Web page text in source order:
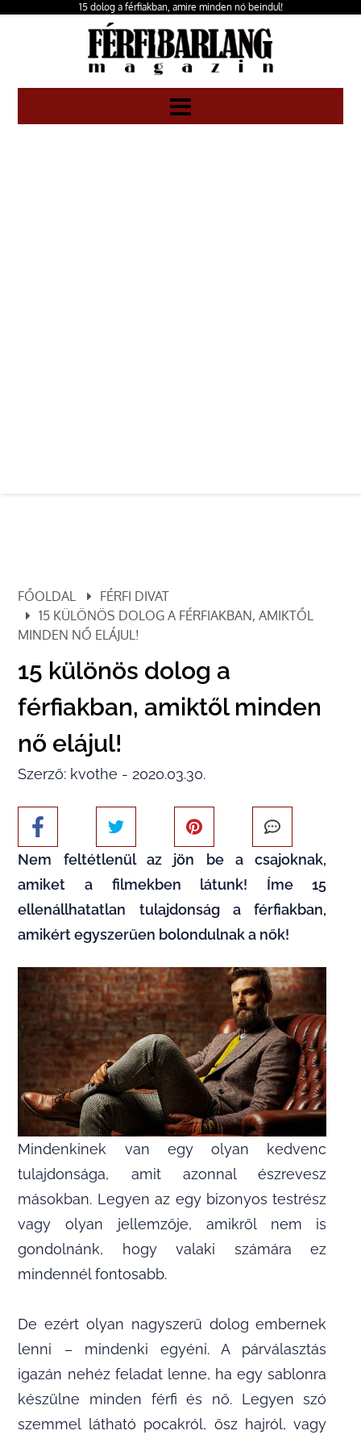
15 dolog a férfiakban, amire minden nő beindul!
FŐOLDAL
FÉRFI DIVAT
15 KÜLÖNÖS DOLOG A FÉRFIAKBAN, AMIKTŐL
MINDEN NŐ ELÁJUL!
15 különös dolog a
férfiakban, amiktől minden
nő elájul!
Szerző: kvothe - 2020.03.30.
Nem feltétlenül az jön be a csajoknak,
amiket a filmekben látunk! Íme 15
ellenállhatatlan tulajdonság a férfiakban,
amikért egyszerűen bolondulnak a nők!
Mindenkinek van egy olyan kedvenc
tulajdonsága, amit azonnal észrevesz
másokban. Legyen az egy bizonyos testrész
vagy olyan jellemzője, amikről nem is
gondolnánk, hogy valaki számára ez
mindennél fontosabb.
De ezért olyan nagyszerű dolog embernek
lenni – mindenki egyéni. A párválasztás
igazán nehéz feladat lenne, ha egy sablonra
készülne minden férfi és nő. Legyen szó
szemmel látható pocakról, ősz hajról, vagy